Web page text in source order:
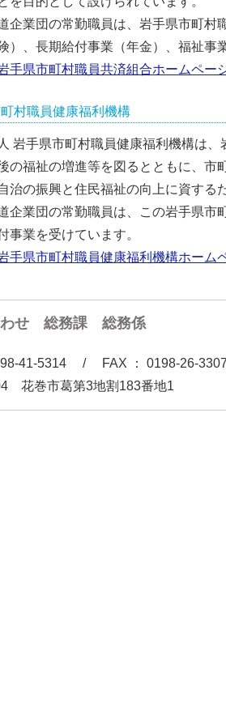
企業団の常勤職員は、岩手県市町村
）、長期給付事業（年金）、福祉事
手県市町村職員共済組合ホームペー
村職員健康福利機構
岩手県市町村職員健康福利機構は、
の福祉の増進等を図るとともに、市
治の振興と住民福祉の向上に資する
企業団の常勤職員は、この岩手県市
事業を受けています。
手県市町村職員健康福利機構ホーム
わせ 総務課 総務係
41-5314 / FAX ： 0198-26-
花巻市葛第3地割183番地1